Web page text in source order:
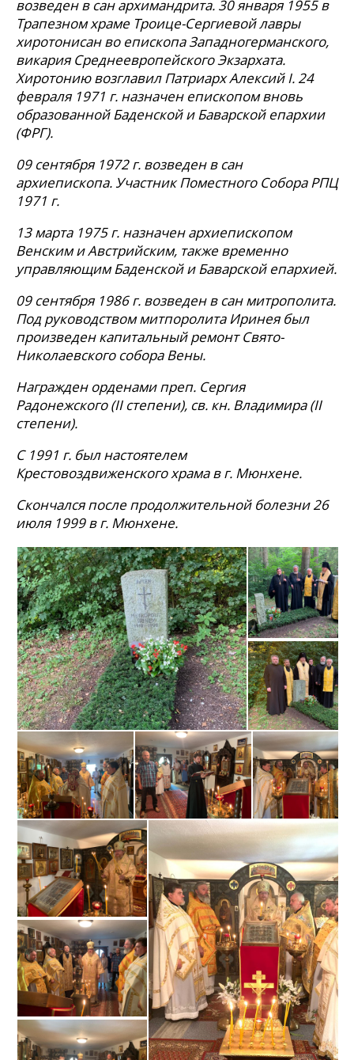
возведен в сан архимандрита. 30 января 1955 в
Трапезном храме Троице-Сергиевой лавры
хиротонисан во епископа Западногерманского,
викария Среднеевропейского Экзархата.
Хиротонию возглавил Патриарх Алексий I. 24
февраля 1971 г. назначен епископом вновь
образованной Баденской и Баварской епархии
(ФРГ).
09 сентября 1972 г. возведен в сан
архиепископа. Участник Поместного Собора РПЦ
1971 г.
13 марта 1975 г. назначен архиепископом
Венским и Австрийским, также временно
управляющим Баденской и Баварской епархией.
09 сентября 1986 г. возведен в сан митрополита.
Под руководством митпоролита Иринея был
произведен капитальный ремонт Свято-
Николаевского собора Вены.
Награжден орденами преп. Сергия
Радонежского (IIстепени), св. кн. Владимира (II
степени).
С 1991 г. был настоятелем
Крестовоздвиженского храма в г. Мюнхене.
Скончался после продолжительной болезни 26
июля 1999 в г. Мюнхене.